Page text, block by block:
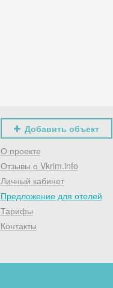
Добавить объект
О проекте
Отзывы о Vkrim.info
Личный кабинет
Предложение для отелей
Тарифы
Контакты